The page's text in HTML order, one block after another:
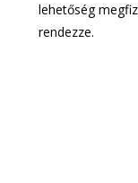
lehetőség
rendezze.